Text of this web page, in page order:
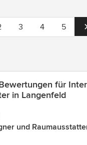
3 4 5
für
in Langenfeld
und